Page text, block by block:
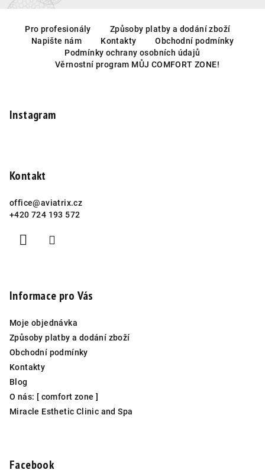
Pro profesionály
Způsoby platby a dodání zboží
Napište nám
Kontakty
Obchodní podmínky
Podmínky ochrany osobních údajů
Věrnostní program MŮJ COMFORT ZONE!
Instagram
Kontakt
office@aviatrix.cz
+420 724 193 572
Informace pro Vás
Moje objednávka
Způsoby platby a dodání zboží
Obchodní podmínky
Kontakty
Blog
O nás: [ comfort zone ]
Miracle Esthetic Clinic and Spa
Facebook